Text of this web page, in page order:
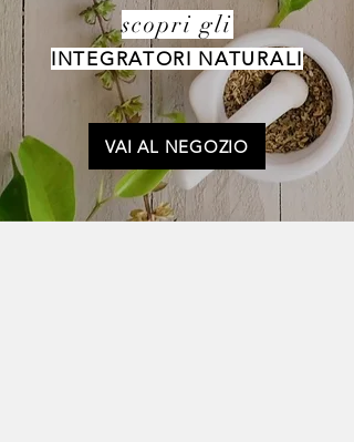
scopri gli
INTEGRATORI NATURALI
VAI AL NEGOZIO